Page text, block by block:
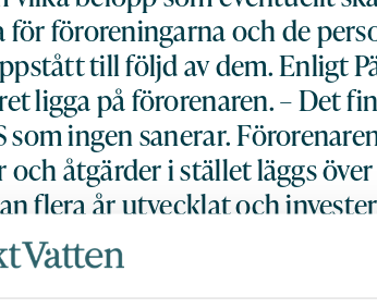
för föroreningarna och de
till följd av dem. Enligt
ligga på förorenaren. – Det
som ingen sanerar.
och åtgärder i stället läggs
flera år utvecklat och
robust vattenförsörjning.
som orsakat skadan. Vi